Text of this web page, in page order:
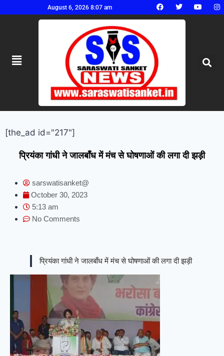
August 6, 2026 8:07 am
[the_ad id="217"]
प्रियंका गांधी ने जालबाँध में मंच से घोषणाओं की लगा दी झड़ी
sarswatisanket@
October 30, 2023
5:13 am
No Comments
प्रियंका गांधी ने जालबाँध में मंच से घोषणाओं की लगा दी झड़ी